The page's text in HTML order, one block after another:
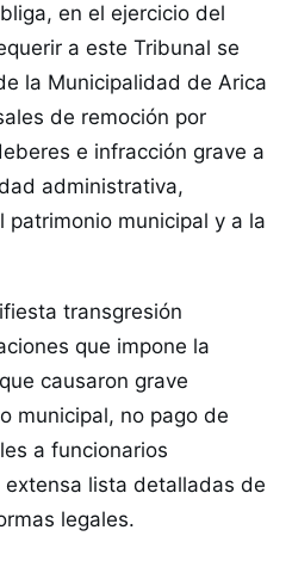
en el ejercicio del
a este Tribunal se
la Municipalidad de Arica
de remoción por
e infracción grave a
administrativa,
patrimonio municipal y a la
transgresión
que impone la
causaron grave
municipal, no pago de
a funcionarios
lista detalladas de
legales.